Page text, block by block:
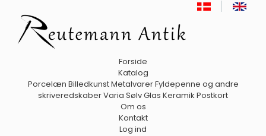
Forside
Katalog
Porcelæn BilledkunstMetalvarerFyldepenne og andre
skriveredskaberVaria SølvGlas Keramik Postkort
Om os
Kontakt
Log ind